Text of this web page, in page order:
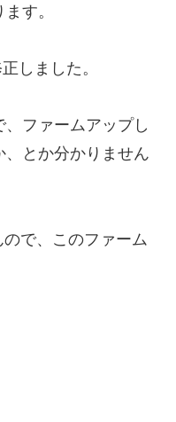
す。
しました。
ファームアップし
とか分かりません
で、このファーム